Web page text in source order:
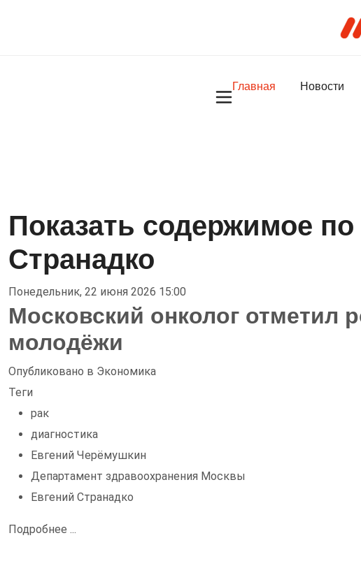
Главная Новости
Показать содержимое по
Странадко
Понедельник, 22 июня 2026 15:00
Московский онколог отметил
молодёжи
Опубликовано в Экономика
Теги
рак
диагностика
Евгений Черёмушкин
Департамент здравоохранения Москвы
Евгений Странадко
Подробнее ...